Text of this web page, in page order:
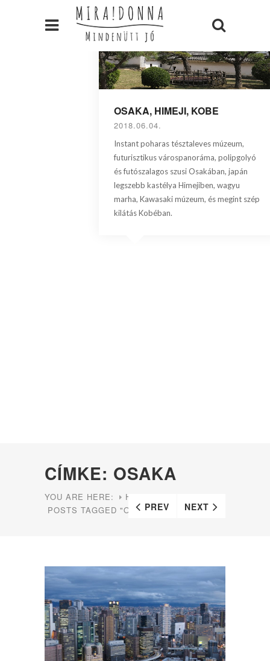
OSAKA, HIMEJI, KOBE
2018.06.04.
Instant poharas tésztaleves múzeum,
futurisztikus várospanoráma, polipgolyó
és futószalagos szusi Osakában, japán
legszebb kastélya Himejiben, wagyu
marha, Kawasaki múzeum, és megint szép
kilátás Kobéban.
CÍMKE: OSAKA
YOU ARE HERE:
HOME
POSTS TAGGED "OSAKA"PREV NEXT